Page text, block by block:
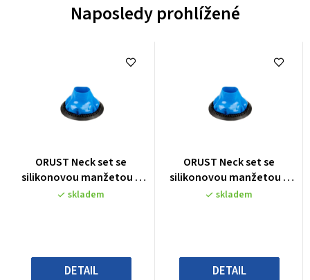
Naposledy prohlížené
Průměrné
hodnocení
produktu
hvězdiček.
ORUST Neck set se
silikonovou manžetou a
klipy
skladem
DETAIL
Průměrné
hodnocení
produktu
hvězdiček.
ORUST Neck set se
silikonovou manžetou a
klipy
skladem
DETAIL